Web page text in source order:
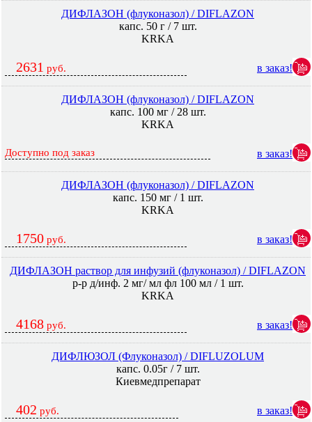
ДИФЛАЗОН (флуконазол) / DIFLAZON
капс. 50 г / 7 шт.
KRKA
2631 руб. в заказ!
ДИФЛАЗОН (флуконазол) / DIFLAZON
капс. 100 мг / 28 шт.
KRKA
Доступно под заказ в заказ!
ДИФЛАЗОН (флуконазол) / DIFLAZON
капс. 150 мг / 1 шт.
KRKA
1750 руб. в заказ!
ДИФЛАЗОН раствор для инфузий (флуконазол) / DIFLAZON
р-р д/инф. 2 мг/ мл фл 100 мл / 1 шт.
KRKA
4168 руб. в заказ!
ДИФЛЮЗОЛ (Флуконазол) / DIFLUZOLUM
капс. 0.05г / 7 шт.
Киевмедпрепарат
402 руб. в заказ!